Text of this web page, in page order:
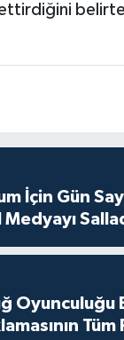
İçin Gün
Oyunculuğu
Tüm